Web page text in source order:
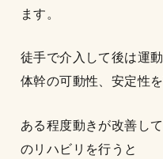
ます。
徒手で介入して後は運
体幹の可動性、安定性
ある程度動きが改善し
のリハビリを行うと